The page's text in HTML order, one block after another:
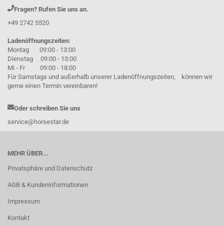
Fragen? Rufen Sie uns an.
+49 2742 5520
Ladenöffnungszeiten:
Montag 09:00 - 13:00
Dienstag 09:00 - 13:00
Mi - Fr 09:00 - 18:00
Für Samstags und außerhalb unserer Ladenöffnungszeiten, können wir
gerne einen Termin vereinbaren!
Oder schreiben Sie uns
service@horsestar.de
MEHR ÜBER...
Privatsphäre und Datenschutz
AGB & Kundeninformationen
Impressum
Kontakt